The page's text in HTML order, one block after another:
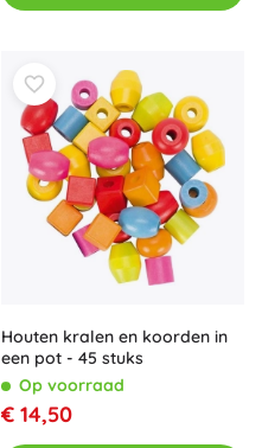
Houten kralen en koorden in
een pot - 45 stuks
Op voorraad
€ 14,50